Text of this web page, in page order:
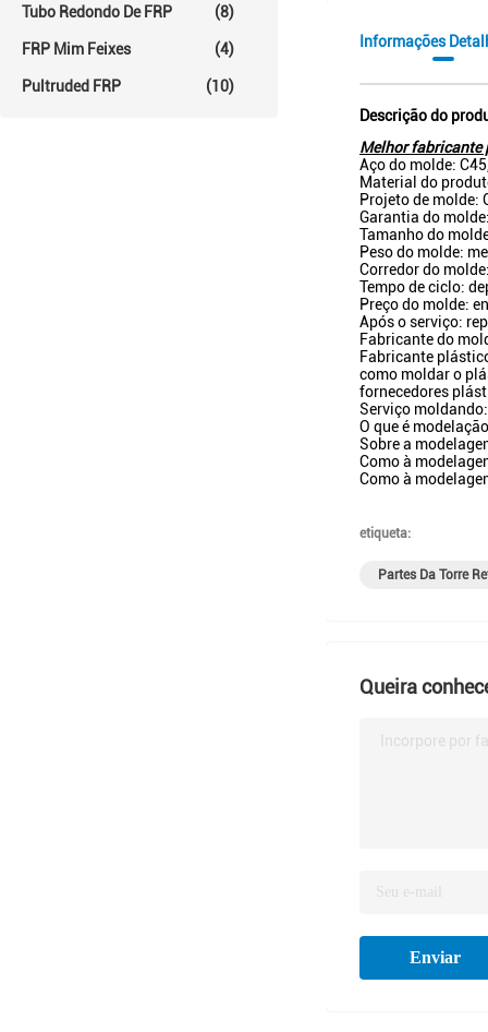
Tubo Redondo De FRP (8)
FRP Mim Feixes (4)
Pultruded FRP (10)
Informações
Descrição do
Melhor fabricante
Aço do molde:
Material do
Projeto de molde:
Garantia do
Tamanho do
Peso do molde:
Corredor do
Tempo de ciclo:
Preço do molde:
Após o serviço:
Fabricante do
Fabricante
como moldar o
fornecedores
Serviço
O que é
Sobre a
Como à
Como à
etiqueta:
Partes Da Torre
Queira
Incorpore por
Enviar